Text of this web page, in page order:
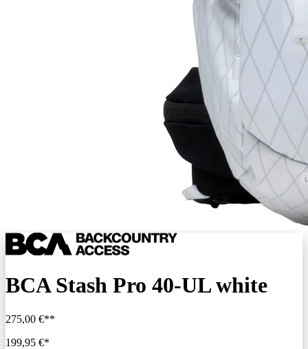
BCA Stash Pro 40-UL white
275,00 €**
199,95 €*